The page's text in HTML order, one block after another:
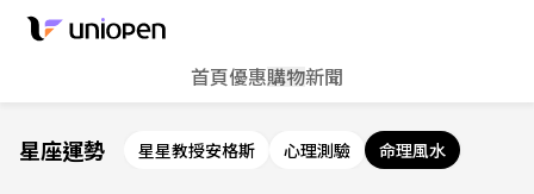
首頁優惠購物新聞
星座運勢 星星教授安格斯 心理測驗 命理風水